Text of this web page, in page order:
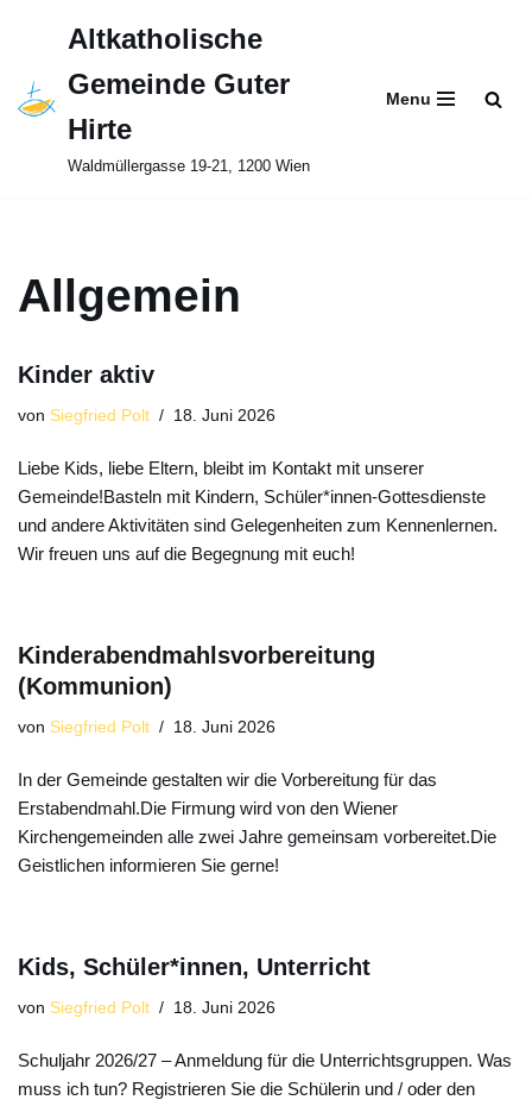
Inhalt
springen
Altkatholische
Gemeinde Guter
Hirte
Waldmüllergasse 19-21, 1200 Wien
Menu
Allgemein
Kinder aktiv
von Siegfried Polt 18. Juni 2026
Liebe Kids, liebe Eltern, bleibt im Kontakt mit unserer
Gemeinde!Basteln mit Kindern, Schüler*innen-Gottesdienste
und andere Aktivitäten sind Gelegenheiten zum Kennenlernen.
Wir freuen uns auf die Begegnung mit euch!
Kinderabendmahlsvorbereitung
(Kommunion)
von Siegfried Polt 18. Juni 2026
In der Gemeinde gestalten wir die Vorbereitung für das
Erstabendmahl.Die Firmung wird von den Wiener
Kirchengemeinden alle zwei Jahre gemeinsam vorbereitet.Die
Geistlichen informieren Sie gerne!
Kids, Schüler*innen, Unterricht
von Siegfried Polt 18. Juni 2026
Schuljahr 2026/27 – Anmeldung für die Unterrichtsgruppen. Was
muss ich tun? Registrieren Sie die Schülerin und / oder den